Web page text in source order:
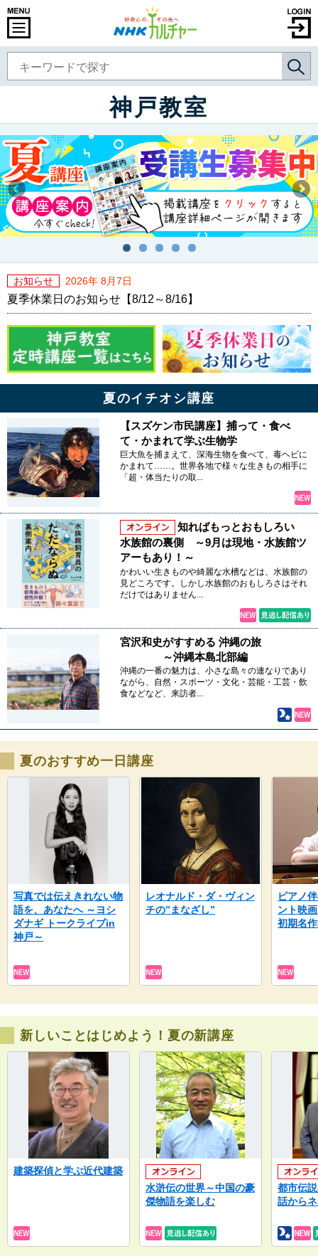
神戸教室
お知らせ 2026年 8月7日
夏季休業日のお知らせ【8/12～8/16】
夏のイチオシ講座
【スズケン市民講座】捕って・食べ
て・かまれて学ぶ生物学
巨大魚を捕まえて、深海生物を食べて、毒ヘビに
かまれて……。世界各地で様々な生きもの相手に
「超・体当たりの取...
知ればもっとおもしろい
水族館の裏側 ～9月は現地・水族館ツ
アーもあり！～
かわいい生きものや綺麗な水槽などは、水族館の
見どころです。しかし水族館のおもしろさはそれ
だけではありません...
宮沢和史がすすめる 沖縄の旅
～沖縄本島北部編
沖縄の一番の魅力は、小さな島々の連なりであり
ながら、自然・スポーツ・文化・芸能・工芸・飲
食などなど、来訪者...
夏のおすすめ一日講座
写真では伝えきれない物
語を、あなたへ ～ヨシ
ダナギ トークライブin
神戸～
レオナルド・ダ・ヴィン
チの”まなざし”
ピアノ
ント映
初期名
新しいことはじめよう！夏の新講座
建築探偵と学ぶ近代建築
水滸伝の世界～中国の豪
傑物語を楽しむ
都市伝
話から